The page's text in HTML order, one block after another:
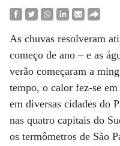
As chuvas resolveram
começo de ano – e as
verão começaram a
tempo, o calor fez-se
em diversas cidades do
nas quatro capitais do
os termômetros de São